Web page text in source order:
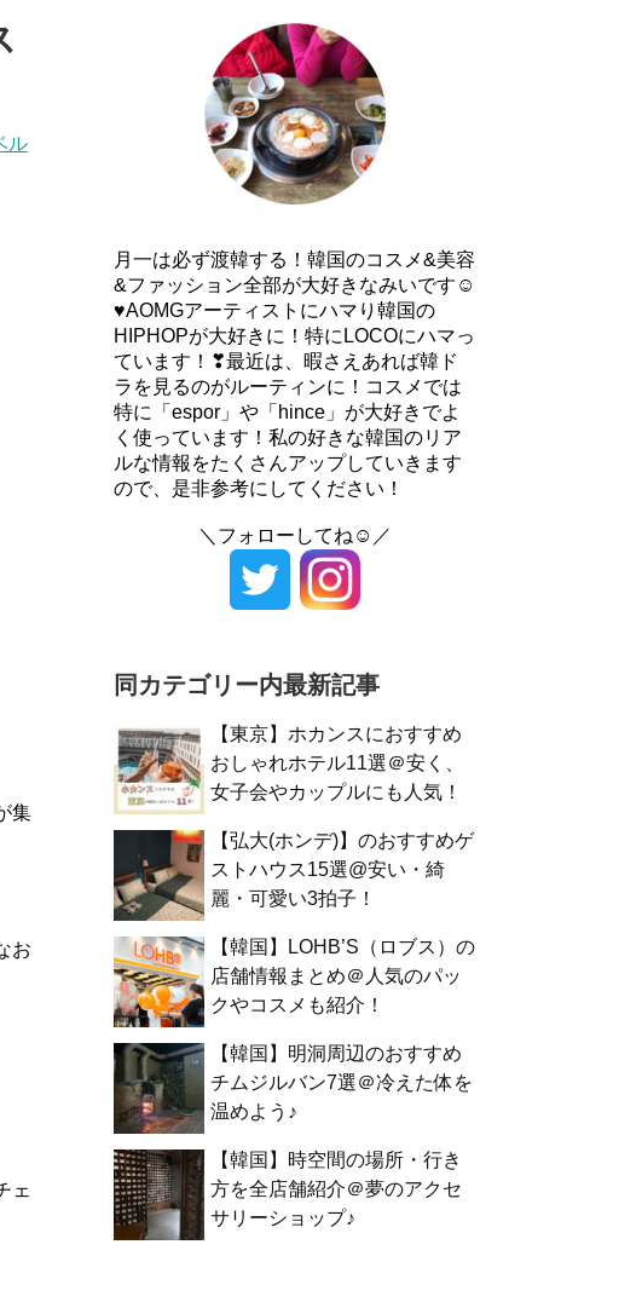
ル
集
お
ェ
月一は必ず渡韓する！韓国のコスメ&美容
&ファッション全部が大好きなみいです☺
♥AOMGアーティストにハマり韓国の
HIPHOPが大好きに！特にLOCOにハマっ
ています！❣最近は、暇さえあれば韓ド
ラを見るのがルーティンに！コスメでは
特に「espor」や「hince」が大好きでよ
く使っています！私の好きな韓国のリア
ルな情報をたくさんアップしていきます
ので、是非参考にしてください！
＼フォローしてね☺／
同カテゴリー内最新記事
【東京】ホカンスにおすすめ
おしゃれホテル11選＠安く、
女子会やカップルにも人気！
【弘大(ホンデ)】のおすすめゲ
ストハウス15選@安い・綺
麗・可愛い3拍子！
【韓国】LOHB’S（ロブス）の
店舗情報まとめ＠人気のパッ
クやコスメも紹介！
【韓国】明洞周辺のおすすめ
チムジルバン7選＠冷えた体を
温めよう♪
【韓国】時空間の場所・行き
方を全店舗紹介＠夢のアクセ
サリーショップ♪